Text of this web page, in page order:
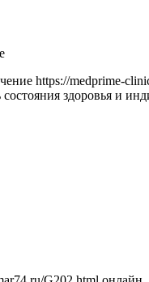
https://medprime-
здоровья и